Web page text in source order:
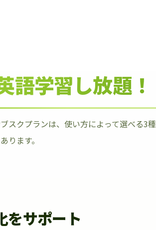
語学習し放題！
スクプランは、使い方によって選べる3
ります。
をサポート